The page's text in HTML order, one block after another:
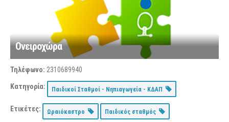
Ονειροχώρα
Τηλέφωνο: 2310689940
Κατηγορία: Παιδικοί Σταθμοί - Νηπιαγωγεία - ΚΔΑΠ
Ετικέτες: Ωραιόκαστρο Παιδικός σταθμός